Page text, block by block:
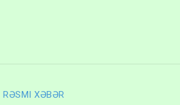
RƏSMI XƏBƏR